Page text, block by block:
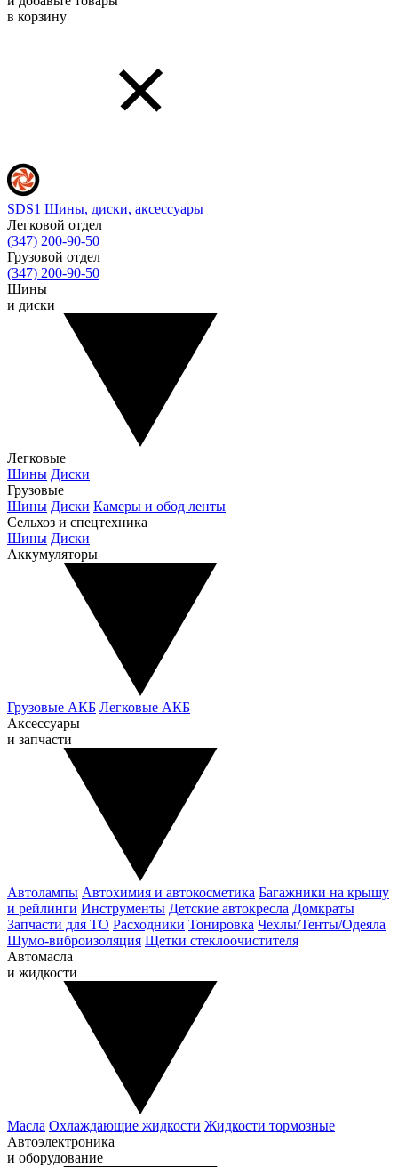
в корзину
SDS1 Шины, диски, аксессуары
Легковой отдел
(347) 200-90-50
Грузовой отдел
(347) 200-90-50
Шины
и диски
Легковые
Шины Диски
Грузовые
Шины Диски Камеры и обод ленты
Сельхоз и спецтехника
Шины Диски
Аккумуляторы
Грузовые АКБ Легковые АКБ
Аксессуары
и запчасти
Автолампы Автохимия и автокосметика Багажники на крышу
и рейлинги Инструменты Детские автокресла Домкраты
Запчасти для ТО Расходники Тонировка Чехлы/Тенты/Одеяла
Шумо-виброизоляция Щетки стеклоочистителя
Автомасла
и жидкости
Масла Охлаждающие жидкости Жидкости тормозные
Автоэлектроника
и оборудование